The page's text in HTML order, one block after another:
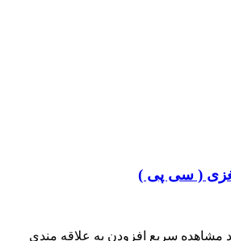
( سی پی )
مشاهده سریع افزودن به علاقه مندی